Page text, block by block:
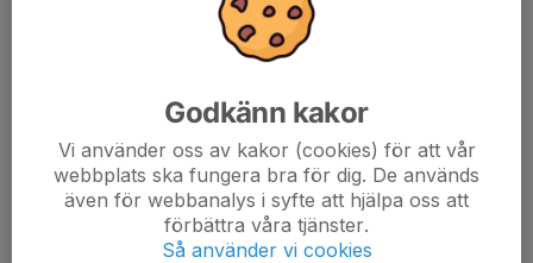
Godkänn kakor
Vi använder oss av kakor (cookies) för att vår
webbplats ska fungera bra för dig. De används
även för webbanalys i syfte att hjälpa oss att
förbättra våra tjänster.
Så använder vi cookies